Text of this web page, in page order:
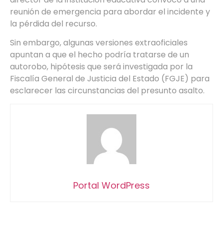
reunión de emergencia para abordar el incidente y
la pérdida del recurso.
Sin embargo, algunas versiones extraoficiales
apuntan a que el hecho podría tratarse de un
autorobo, hipótesis que será investigada por la
Fiscalía General de Justicia del Estado (FGJE) para
esclarecer las circunstancias del presunto asalto.
Portal WordPress